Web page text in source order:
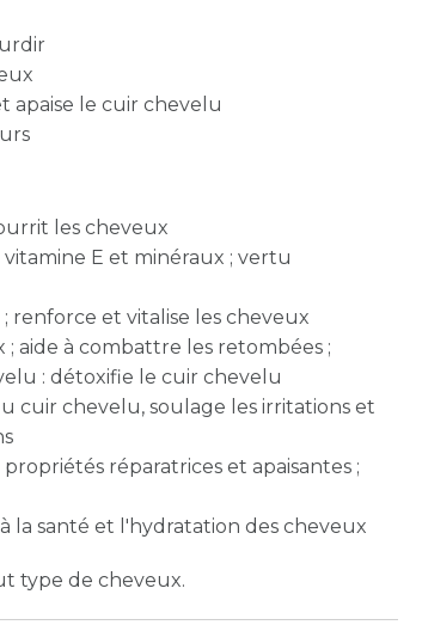
apaise le cuir chevelu
les cheveux
vitamine E et minéraux ; vertu
renforce et vitalise les cheveux
aide à combattre les retombées ;
: détoxifie le cuir chevelu
cuir chevelu, soulage les irritations et
propriétés réparatrices et apaisantes ;
la santé et l'hydratation des cheveux
type de cheveux.